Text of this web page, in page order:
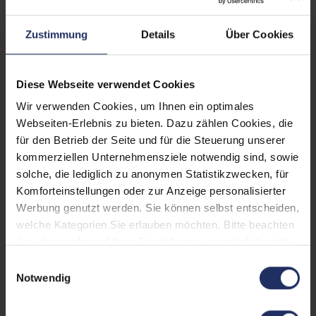
Zustimmung Details Über Cookies
Diese Webseite verwendet Cookies
Wir verwenden Cookies, um Ihnen ein optimales
Webseiten-Erlebnis zu bieten. Dazu zählen Cookies, die
für den Betrieb der Seite und für die Steuerung unserer
kommerziellen Unternehmensziele notwendig sind, sowie
solche, die lediglich zu anonymen Statistikzwecken, für
Komforteinstellungen oder zur Anzeige personalisierter
Werbung genutzt werden. Sie können selbst entscheiden,
welche Kategorien Sie erlauben möchten. Bitte beachten
Weitere Informationen finden Sie in
Notwendig
Technische Daten
Zustand: Gebraucht
Grading: Gut
Displaygröße: 13,3 Zoll
Displayauflösung: 1920 x 1080 FHD
Prozessor:
Intel Core i7 1185G7 @ 3,0
GHz